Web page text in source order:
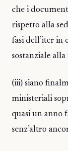
che i
rispetto alla
fasi dell’iter in
sostanziale
(iii) siano
ministeriali
quasi un anno
senz’altro